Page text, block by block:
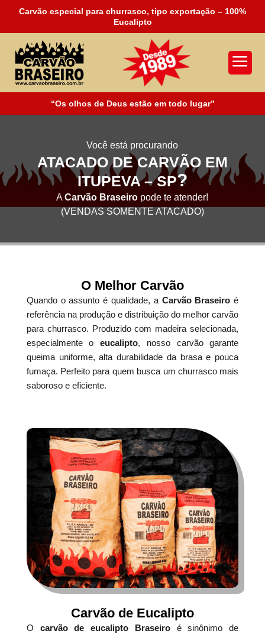
Carvão especial para churrasco, tipo exportação – 100%
Eucalipto
a
“Os olhos de Deus estão em todo lugar”
Você está procurando
ATACADO DE CARVÃO EM
ITUPEVA – SP?
ACarvão Braseiro pode te atender!
(VENDAS SOMENTE ATACADO)
O Melhor Carvão
Quando o assunto é qualidade, a Carvão Braseiro é
referência na produção e distribuição do melhor carvão
para churrasco. Produzido com madeira selecionada,
especialmente oeucalipto, nosso carvão garante
queima uniforme, alta durabilidade da brasa e pouca
fumaça. Perfeito para quem busca um churrasco mais
saboroso e eficiente.
Carvão de Eucalipto
O carvão de eucalipto Braseiroé sinônimo de